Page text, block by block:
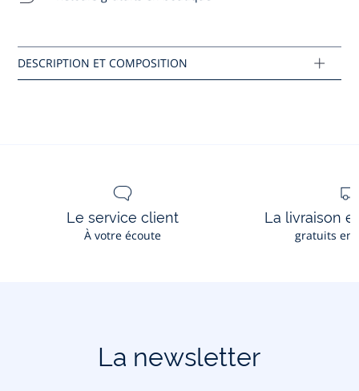
Composition :
Le service client
À votre écoute
La livraison
gratuits en
La newsletter